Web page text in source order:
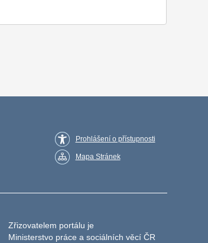
Prohlášení o přístupnosti
Mapa Stránek
Zřizovatelem portálu je
Ministerstvo práce a sociálních věcí ČR